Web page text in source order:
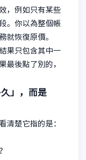
，例如只有某些
。你以為整個帳
就恢復原價。
果只包含其中一
最後點了別的，
」，而是
清楚它指的是：